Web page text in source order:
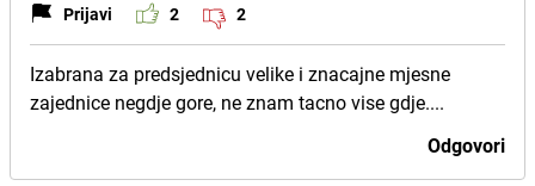
Prijavi 2 2
Izabrana za predsjednicu velike i znacajne mjesne
zajednice negdje gore, ne znam tacno vise gdje....
Odgovori